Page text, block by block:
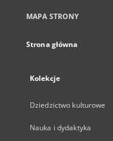
MAPA STRONY
Strona główna
Kolekcje
Dziedzictwo kulturowe
Nauka i dydaktyka